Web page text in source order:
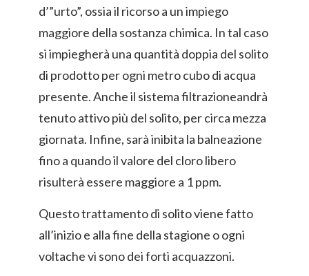
d’”urto”, ossia il ricorso a un impiego
maggiore della sostanza chimica. In tal caso
si impiegherà una quantità doppia del solito
di prodotto per ogni metro cubo di acqua
presente. Anche il sistema filtrazioneandrà
tenuto attivo più del solito, per circa mezza
giornata. Infine, sarà inibita la balneazione
fino a quando il valore del cloro libero
risulterà essere maggiore a 1 ppm.
Questo trattamento di solito viene fatto
all’inizio e alla fine della stagione o ogni
voltache vi sono dei forti acquazzoni.